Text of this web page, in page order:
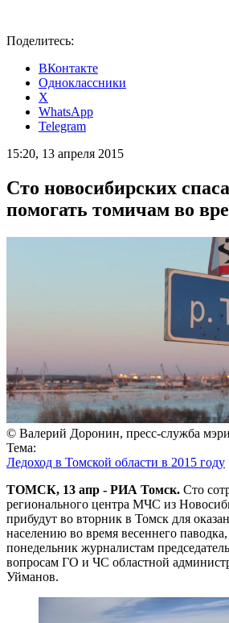
Поделитесь:
ВКонтакте
Одноклассники
X
WhatsApp
Telegram
15:20, 13 апреля 2015
Сто новосибирских
помогать томичам во
© Валерий Доронин, пресс-служба
Тема:
Ледоход в Томской области в 2015 году
ТОМСК, 13 апр - РИА Томск. Сто
регионального центра МЧС из
прибудут во вторник в Томск для
населению во время весеннего
понедельник журналистам
вопросам ГО и ЧС областной
Уйманов.